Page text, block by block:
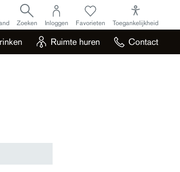
Ruimte huren Contact
Zoeken Inloggen Favorieten Toegankelijkheid